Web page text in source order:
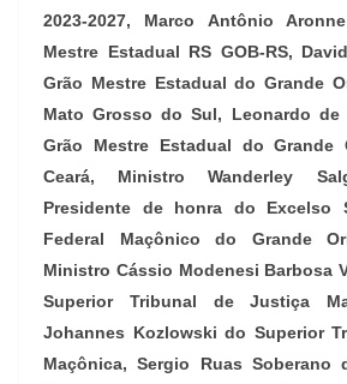
2023-2027, Marco Antônio
Mestre Estadual RS GOB-RS,
Grão Mestre Estadual do Grande
Mato Grosso do Sul, Leonardo de
Grão Mestre Estadual do Grande
Ceará, Ministro Wanderley
Presidente de honra do Excelso
Federal Maçônico do Grande
Ministro Cássio Modenesi Barbosa
Superior Tribunal de Justiça
Johannes Kozlowski do Superior
Maçônica, Sergio Ruas Soberano